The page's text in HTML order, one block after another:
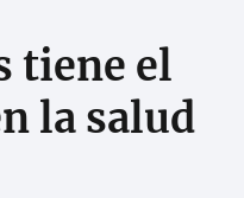
tiene el
la salud